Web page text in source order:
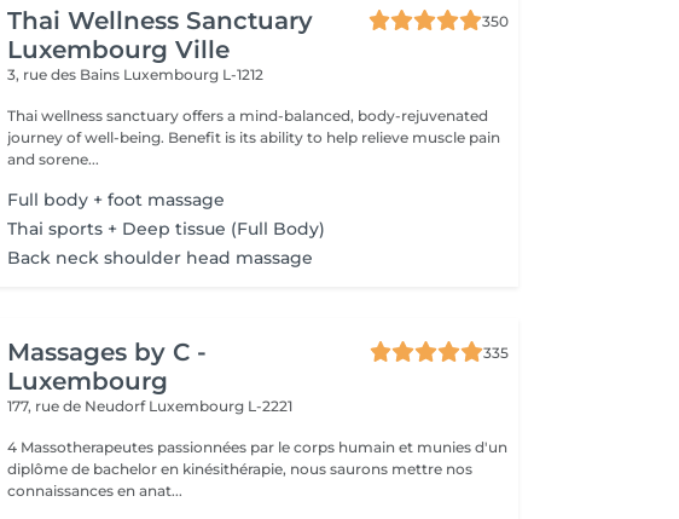
Thai Wellness Sanctuary
Luxembourg Ville
350
3, rue des Bains Luxembourg L-1212
Thai wellness sanctuary offers a mind-balanced, body-rejuvenated
journey of well-being. Benefit is its ability to help relieve muscle pain
and sorene...
Full body + foot massage
Thai sports + Deep tissue (Full Body)
Back neck shoulder head massage
Massages by C -
Luxembourg
335
177, rue de Neudorf Luxembourg L-2221
4 Massotherapeutes passionnées par le corps humain et munies d'un
diplôme de bachelor en kinésithérapie, nous saurons mettre nos
connaissances en anat...